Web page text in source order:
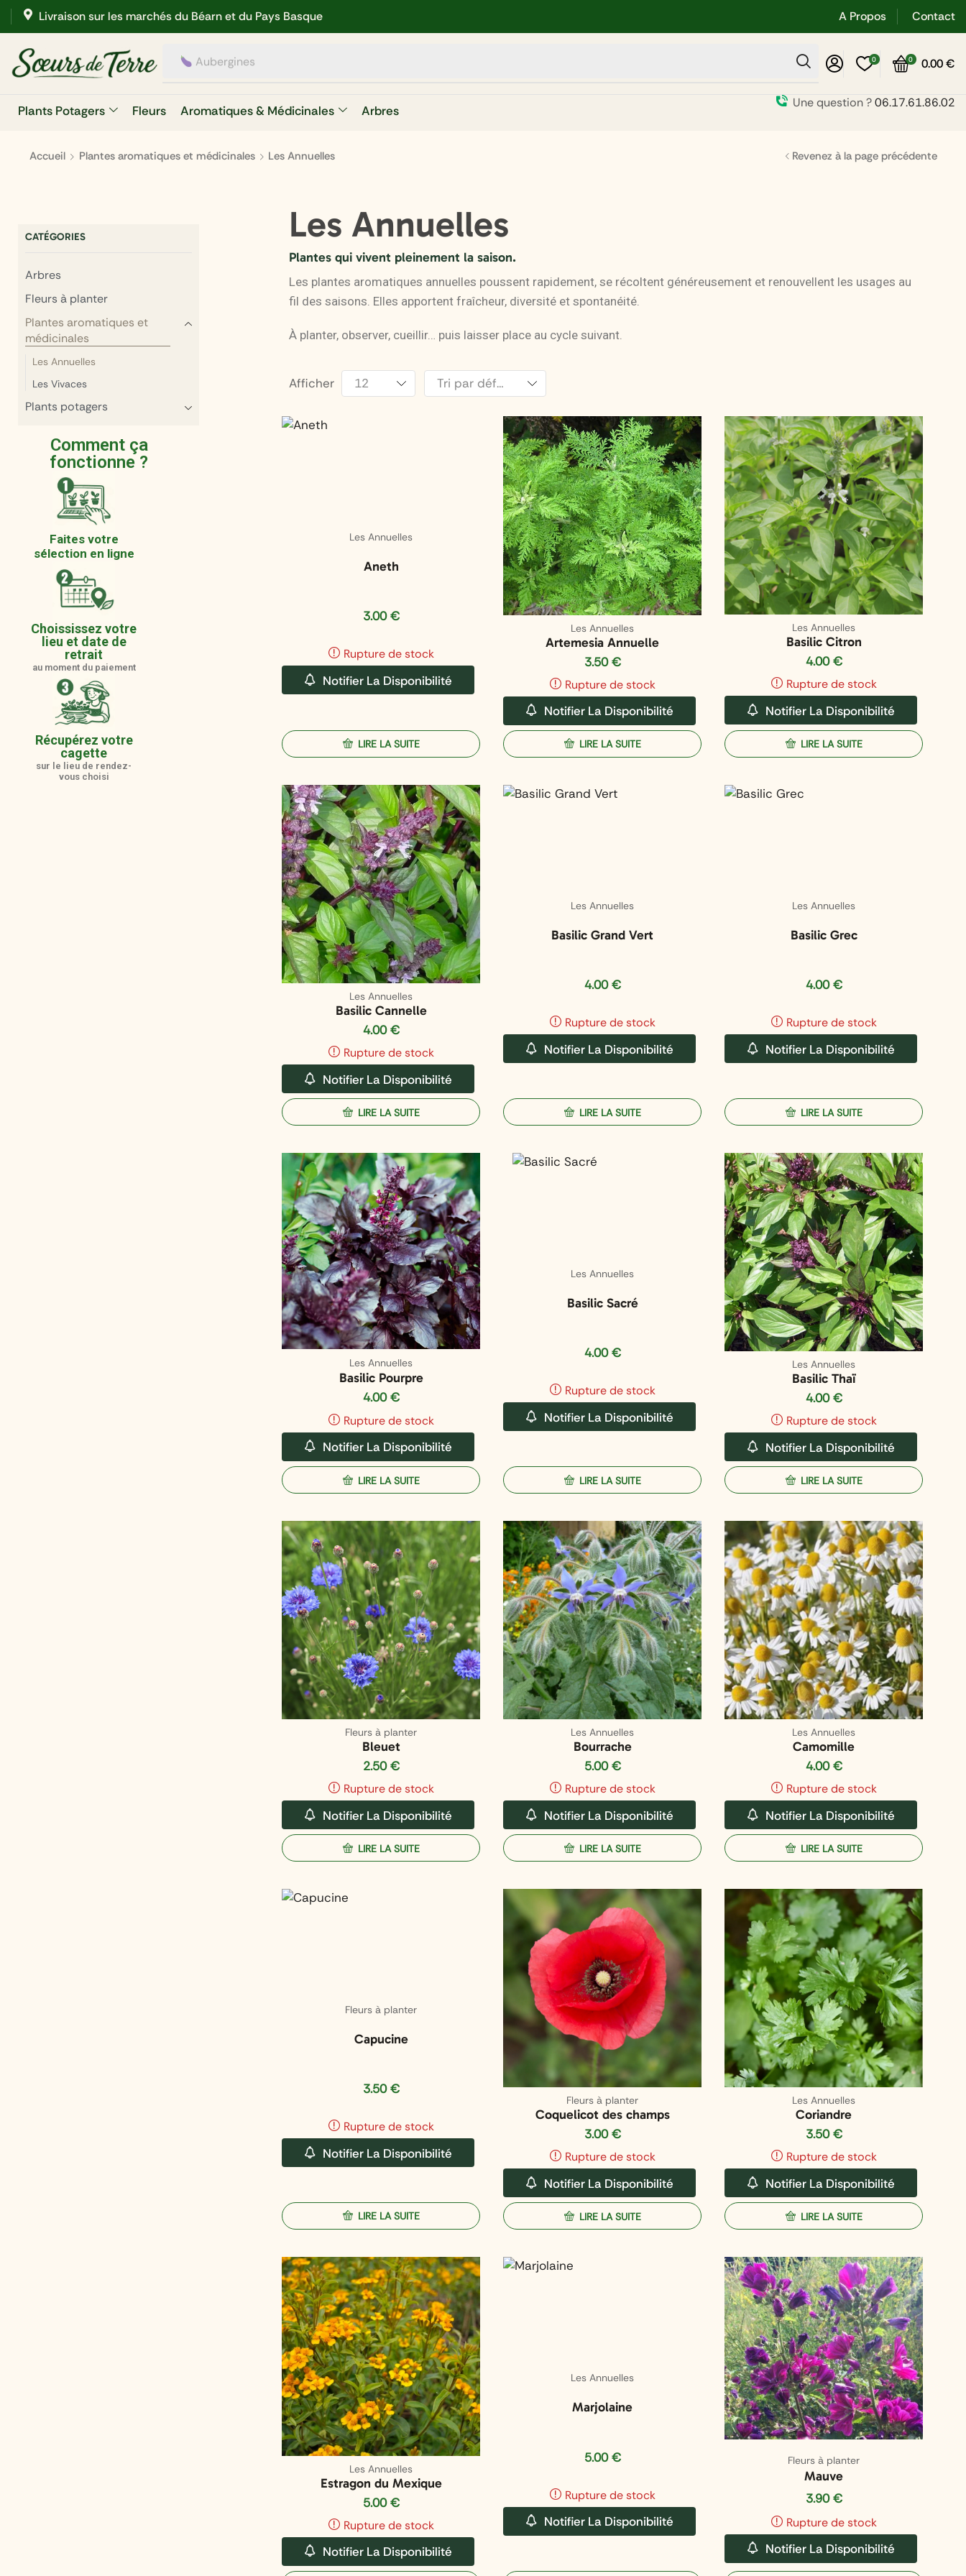
Livraison sur les marchés du Béarn et du Pays Basque A Propos Contact
Aubergines 0 0 0.00€
Plants Potagers Fleurs Aromatiques & Médicinales Arbres
Une question ?06.17.61.86.02
Accueil Plantes aromatiques et médicinales Les Annuelles Revenez à la page précédente
CATÉGORIES
Arbres
Fleurs à planter
Plantes aromatiques et
médicinales
Les Annuelles
Les Vivaces
Plants potagers
Comment ça
fonctionne ?
Faites votre
sélection en ligne
Choississez votre
lieu et date de
retrait
au moment du paiement
Récupérez votre
cagette
sur le lieu de rendez-
vous choisi
Les Annuelles
Plantes qui vivent pleinement la saison.
Les plantes aromatiques annuelles poussent rapidement, se récoltent généreusement et renouvellent les usages au
fil des saisons. Elles apportent fraîcheur, diversité et spontanéité.
À planter, observer, cueillir… puis laisser place au cycle suivant.
Afficher
Les Annuelles
Aneth
3.00€
Rupture de stock
Notifier La Disponibilité
LIRE LA SUITE
Les Annuelles
Artemesia Annuelle
3.50€
Rupture de stock
Notifier La Disponibilité
LIRE LA SUITE
Les Annuelles
Basilic Citron
4.00€
Rupture de stock
Notifier La Disponibilité
LIRE LA SUITE
Les Annuelles
Basilic Cannelle
4.00€
Rupture de stock
Notifier La Disponibilité
LIRE LA SUITE
Les Annuelles
Basilic Grand Vert
4.00€
Rupture de stock
Notifier La Disponibilité
LIRE LA SUITE
Les Annuelles
Basilic Grec
4.00€
Rupture de stock
Notifier La Disponibilité
LIRE LA SUITE
Les Annuelles
Basilic Pourpre
4.00€
Rupture de stock
Notifier La Disponibilité
LIRE LA SUITE
Les Annuelles
Basilic Sacré
4.00€
Rupture de stock
Notifier La Disponibilité
LIRE LA SUITE
Les Annuelles
Basilic Thaï
4.00€
Rupture de stock
Notifier La Disponibilité
LIRE LA SUITE
Fleurs à planter
Bleuet
2.50€
Rupture de stock
Notifier La Disponibilité
LIRE LA SUITE
Les Annuelles
Bourrache
5.00€
Rupture de stock
Notifier La Disponibilité
LIRE LA SUITE
Les Annuelles
Camomille
4.00€
Rupture de stock
Notifier La Disponibilité
LIRE LA SUITE
Fleurs à planter
Capucine
3.50€
Rupture de stock
Notifier La Disponibilité
LIRE LA SUITE
Fleurs à planter
Coquelicot des champs
3.00€
Rupture de stock
Notifier La Disponibilité
LIRE LA SUITE
Les Annuelles
Coriandre
3.50€
Rupture de stock
Notifier La Disponibilité
LIRE LA SUITE
Les Annuelles
Estragon du Mexique
5.00€
Rupture de stock
Notifier La Disponibilité
Les Annuelles
Marjolaine
5.00€
Rupture de stock
Notifier La Disponibilité
Fleurs à planter
Mauve
3.90€
Rupture de stock
Notifier La Disponibilité